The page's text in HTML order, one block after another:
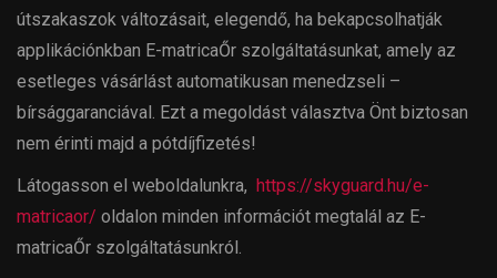
útszakaszok változásait, elegendő, ha bekapcsolhatják
applikációnkban E-matricaŐr szolgáltatásunkat, amely az
esetleges vásárlást automatikusan menedzseli –
bírsággaranciával. Ezt a megoldást választva Önt biztosan
nem érinti majd a pótdíjfizetés!
Látogasson el weboldalunkra, https://skyguard.hu/e-
matricaor/ oldalon minden információt megtalál az E-
matricaŐr szolgáltatásunkról.